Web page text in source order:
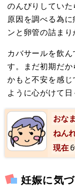
のんびりしていた
原因を調べる為
ンと卵管の詰まり
カバサールを飲
す。まだ初期だ
かもと不安を感
ように心がけて日
おな
ねん
現在
妊娠に気